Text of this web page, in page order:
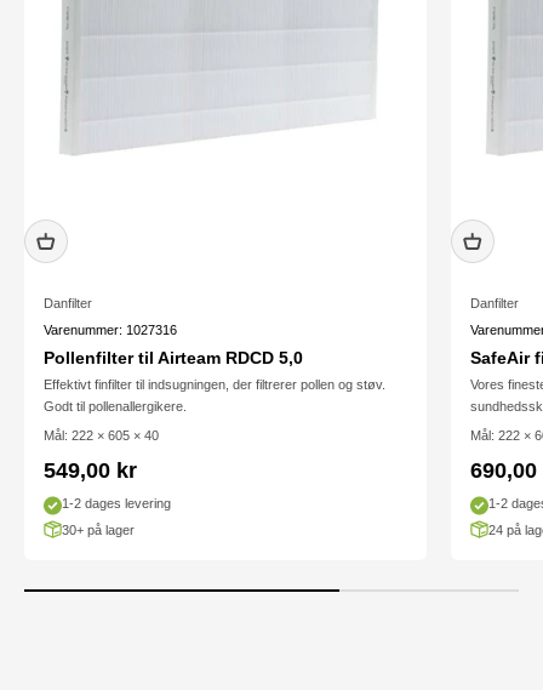
Danfilter
Varenummer: 1027316
Pollenfilter til Airteam RDCD 5,0
Effektivt finfilter til indsugningen, der filtrerer pollen og støv.
Godt til pollenallergikere.
Mål: 222 × 605 × 40
Salgspris
549,00 kr
1-2 dages levering
30+ på lager
Danfilter
SafeAir
Vores
Mål: 222 ×
690,00
1-2
24 på